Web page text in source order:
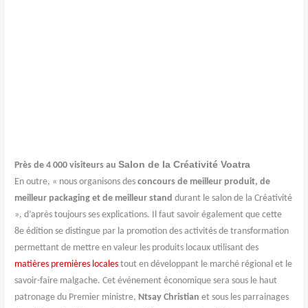
Près de 4 000 visiteurs auSalon de la Créativité Voatra
En outre, « nous organisons desconcours de meilleur produit, de
meilleur packaging et de meilleur stand durant le salon de la Créativité
», d’après toujours ses explications. Il faut savoir également que cette
8e édition se distingue par la promotion des activités de transformation
permettant de mettre en valeur les produits locaux utilisant des
matières premières locales tout en développant le marché régional et le
savoir-faire malgache. Cet événement économique sera sous le haut
patronage du Premier ministre, Ntsay Christian et sous les parrainages